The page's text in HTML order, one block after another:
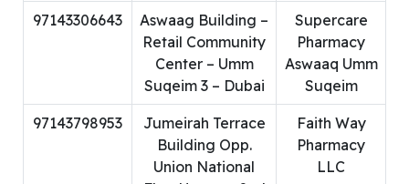
Supercare
Pharmacy
Aswaaq Umm
Suqeim
Aswaag Building –
Retail Community
Center – Umm
Suqeim 3 – Dubai
97143306643
Faith Way
Pharmacy
LLC
Jumeirah Terrace
Building Opp.
Union National
97143798953